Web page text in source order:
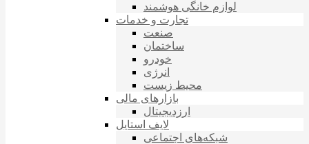
لوازم خانگی هوشمند
تجارت و خدمات
صنعت
ساختمان
خودرو
انرژی
محیط زیست
بازارهای مالی
ارزدیجیتال
لایف استایل
شبکه‌های اجتماعی